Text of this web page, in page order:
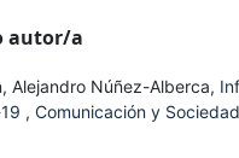
autor/a
Alejandro Núñez-Alberca,
, Comunicación y